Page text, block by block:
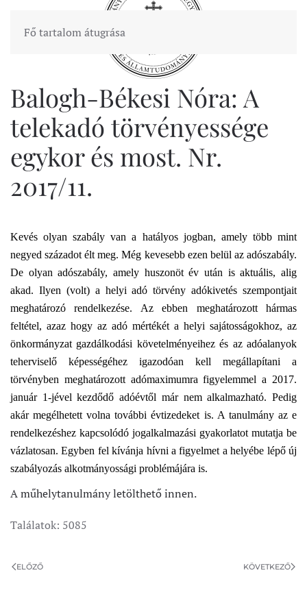
Fő tartalom átugrása
Balogh-Békesi Nóra: A
telekadó törvényessége
egykor és most. Nr.
2017/11.
Kevés olyan szabály van a hatályos jogban, amely több mint
negyed századot élt meg. Még kevesebb ezen belül az adószabály.
De olyan adószabály, amely huszonöt év után is aktuális, alig
akad. Ilyen (volt) a helyi adó törvény adókivetés szempontjait
meghatározó rendelkezése. Az ebben meghatározott hármas
feltétel, azaz hogy az adó mértékét a helyi sajátosságokhoz, az
önkormányzat gazdálkodási követelményeihez és az adóalanyok
teherviselő képességéhez igazodóan kell megállapítani a
törvényben meghatározott adómaximumra figyelemmel a 2017.
január 1-jével kezdődő adóévtől már nem alkalmazható. Pedig
akár megélhetett volna további évtizedeket is. A tanulmány az e
rendelkezéshez kapcsolódó jogalkalmazási gyakorlatot mutatja be
vázlatosan. Egyben fel kívánja hívni a figyelmet a helyébe lépő új
szabályozás alkotmányossági problémájára is.
A műhelytanulmány letölthető innen.
Találatok: 5085
ELŐZŐ KÖVETKEZŐ